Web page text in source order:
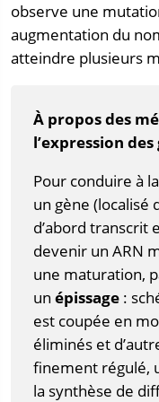
observe une
augmentation du
atteindre plusieurs
À propos des
l’expression des
Pour conduire à
un gène (localisé
d’abord transcrit
devenir un ARN
une maturation,
un épissage :
est coupée en
éliminés et
finement régulé,
la synthèse de